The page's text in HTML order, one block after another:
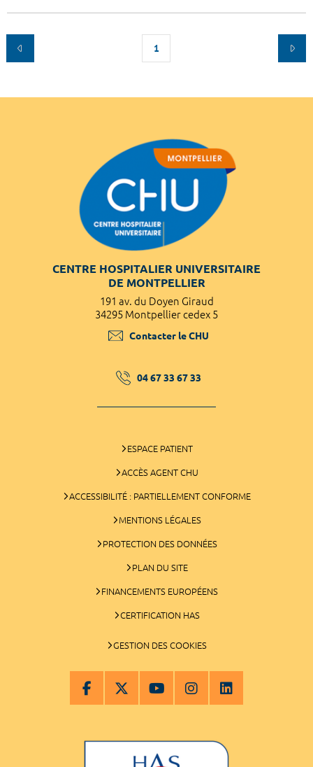
1
CENTRE HOSPITALIER UNIVERSITAIRE
DE MONTPELLIER
191 av. du Doyen Giraud
34295 Montpellier cedex 5
Contacter le CHU
04 67 33 67 33
ESPACE PATIENT
ACCÈS AGENT CHU
ACCESSIBILITÉ : PARTIELLEMENT CONFORME
MENTIONS LÉGALES
PROTECTION DES DONNÉES
PLAN DU SITE
FINANCEMENTS EUROPÉENS
CERTIFICATION HAS
GESTION DES COOKIES